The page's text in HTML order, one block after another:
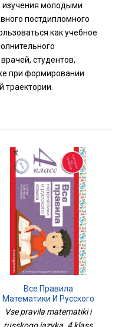
изучения молодыми
постдипломного
как учебное
студентов,
при формировании
траектории.
Все Правила
Математики И Русского
Языка. 4 Класс
Vse pravila matematiki i